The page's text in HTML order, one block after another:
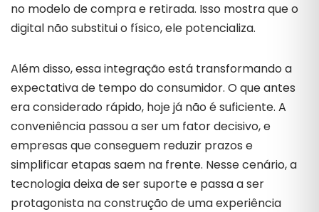
no modelo de compra e retirada. Isso mostra que o
digital não substitui o físico, ele potencializa.
Além disso, essa integração está transformando a
expectativa de tempo do consumidor. O que antes
era considerado rápido, hoje já não é suficiente. A
conveniência passou a ser um fator decisivo, e
empresas que conseguem reduzir prazos e
simplificar etapas saem na frente. Nesse cenário, a
tecnologia deixa de ser suporte e passa a ser
protagonista na construção de uma experiência